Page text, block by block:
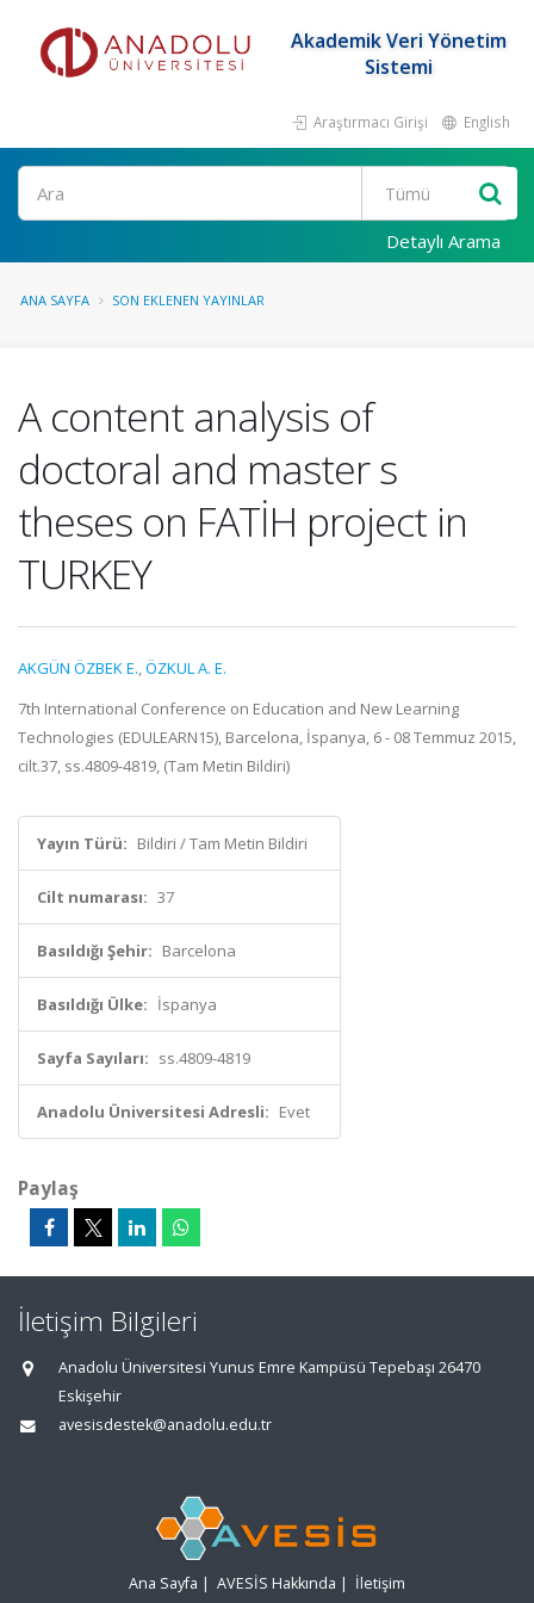
Akademik Veri Yönetim
Sistemi
Araştırmacı Girişi English
Ara
Detaylı Arama
ANA SAYFA SON EKLENEN YAYINLAR
A content analysis of
doctoral and master s
theses on FATİH project in
TURKEY
AKGÜN ÖZBEK E.,ÖZKUL A. E.
7th International Conference on Education and New Learning
Technologies (EDULEARN15), Barcelona, İspanya, 6 - 08 Temmuz 2015,
cilt.37, ss.4809-4819, (Tam Metin Bildiri)
Yayın Türü: Bildiri / Tam Metin Bildiri
Cilt numarası: 37
Basıldığı Şehir: Barcelona
Basıldığı Ülke: İspanya
Sayfa Sayıları: ss.4809-4819
Anadolu Üniversitesi Adresli: Evet
Paylaş
İletişim Bilgileri
Anadolu Üniversitesi Yunus Emre Kampüsü Tepebaşı 26470
Eskişehir
avesisdestek@anadolu.edu.tr
Ana Sayfa | AVESİS Hakkında | İletişim